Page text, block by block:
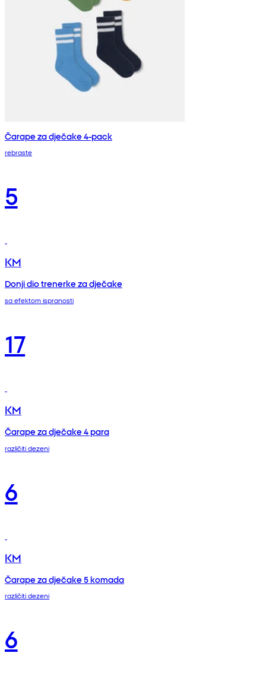
Čarape za dječake 4-pack
rebraste
5
KM
Donji dio trenerke za dječake
sa efektom ispranosti
17
KM
Čarape za dječake 4 para
različiti dezeni
6
KM
Čarape za dječake 5 komada
različiti dezeni
6